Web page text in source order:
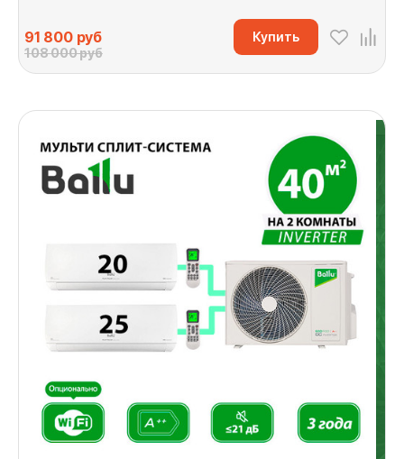
91 800руб
108 000 руб
Купить